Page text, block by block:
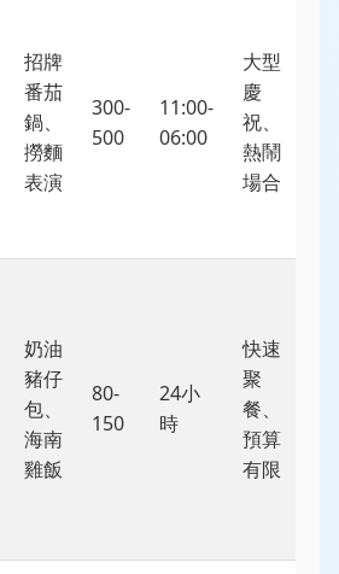
招牌
番茄
鍋、
撈麵
表演
300-
500
11:00-
06:00
大型
慶
祝、
熱鬧
場合
奶油
豬仔
包、
海南
雞飯
80-
150
24小
時
快速
聚
餐、
預算
有限